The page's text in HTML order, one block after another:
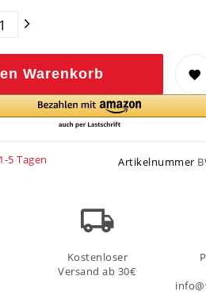
Warenkorb
5 Tagen Artikelnummer
Kostenloser
Versand ab 30€